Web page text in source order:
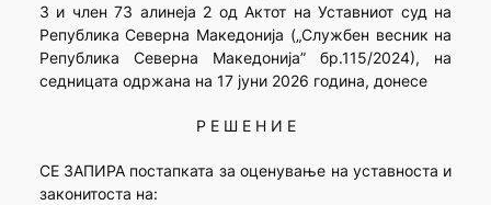
3 и член 73 алинеја 2 од Актот на Уставниот суд на
Република Северна Македонија („Службен весник на
Република Северна Македонија” бр.115/2024), на
седницата одржана на 17 јуни 2026 година, донесе
Р Е Ш Е Н И Е
СЕ ЗАПИРА постапката за оценување на уставноста и
законитоста на: